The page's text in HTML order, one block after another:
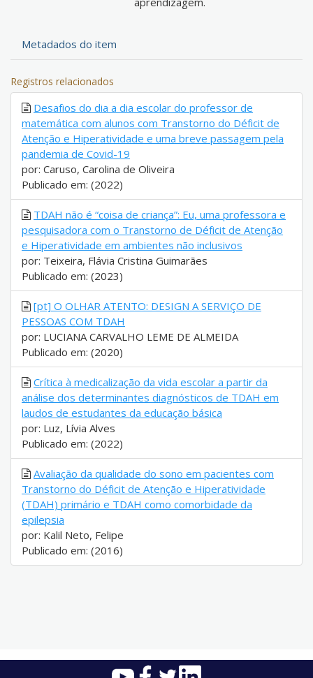
Metadados do item
Registros relacionados
Desafios do dia a dia escolar do professor de
matemática com alunos com Transtorno do Déficit de
Atenção e Hiperatividade e uma breve passagem pela
pandemia de Covid-19
por: Caruso, Carolina de Oliveira
Publicado em: (2022)
TDAH não é “coisa de criança”: Eu, uma professora e
pesquisadora com o Transtorno de Déficit de Atenção
e Hiperatividade em ambientes não inclusivos
por: Teixeira, Flávia Cristina Guimarães
Publicado em: (2023)
[pt] O OLHAR ATENTO: DESIGN A SERVIÇO DE
PESSOAS COM TDAH
por: LUCIANA CARVALHO LEME DE ALMEIDA
Publicado em: (2020)
Crítica à medicalização da vida escolar a partir da
análise dos determinantes diagnósticos de TDAH em
laudos de estudantes da educação básica
por: Luz, Lívia Alves
Publicado em: (2022)
Avaliação da qualidade do sono em pacientes com
Transtorno do Déficit de Atenção e Hiperatividade
(TDAH) primário e TDAH como comorbidade da
epilepsia
por: Kalil Neto, Felipe
Publicado em: (2016)